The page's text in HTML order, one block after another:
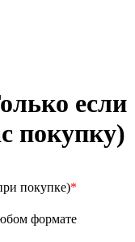
если
покупку)
покупке)*
формате